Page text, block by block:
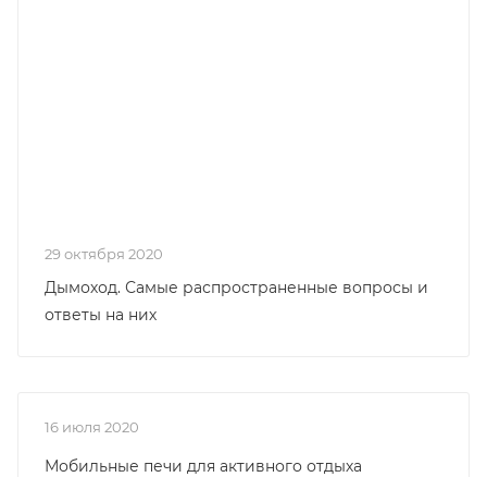
29 октября 2020
Дымоход. Самые распространенные вопросы и
ответы на них
16 июля 2020
Мобильные печи для активного отдыха